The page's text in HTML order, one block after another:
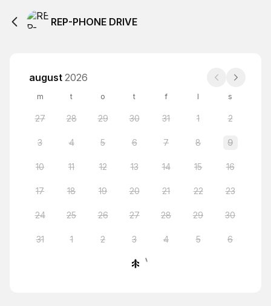
REP-PHONE DRIVE
august 2026
m t o t f l s
27 28 29 30 31 1 2
3 4 5 6 7 8 9
10 11 12 13 14 15 16
17 18 19 20 21 22 23
24 25 26 27 28 29 30
31 1 2 3 4 5 6